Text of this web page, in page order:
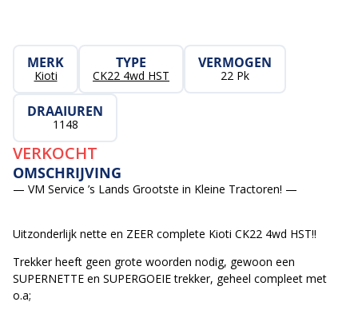
MERK
Kioti
TYPE
CK22 4wd HST
VERMOGEN
22 Pk
DRAAIUREN
1148
VERKOCHT
OMSCHRIJVING
— VM Service ’s Lands Grootste in Kleine Tractoren! —
Uitzonderlijk nette en ZEER complete Kioti CK22 4wd HST!!
Trekker heeft geen grote woorden nodig, gewoon een
SUPERNETTE en SUPERGOEIE trekker, geheel compleet met
o.a;